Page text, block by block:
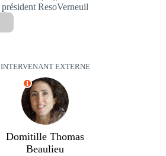
président ResoVerneuil
INTERVENANT EXTERNE
I
Domitille Thomas
Beaulieu